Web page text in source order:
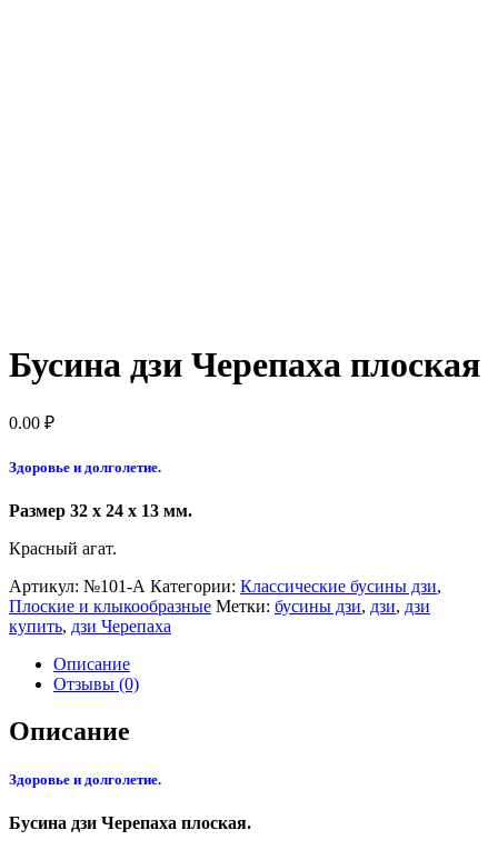
Бусина дзи Черепаха плоская
0.00 ₽
Здоровье и долголетие.
Размер 32 x 24 x 13 мм.
Красный агат.
Артикул: №101-А Категории: Классические бусины дзи,
Плоские и клыкообразные Метки: бусины дзи, дзи, дзи
купить, дзи Черепаха
Описание
Отзывы (0)
Описание
Здоровье и долголетие.
Бусина дзи Черепаха плоская.